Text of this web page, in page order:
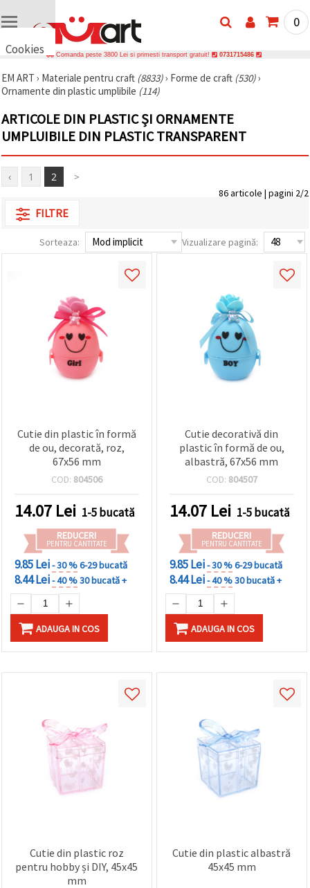
Cookies
vrem să vă
oferim
cookie -uri.
Cu toate
acestea, ele
de cele pe
care le
cunoașteți,
suntem
veți avea
cea mai
experiență
aici,
în setări
selectând
făcând clic
pe butonul
"Salvați"
Аcceptati
toate!
Setări
0
Comanda peste 3800 Lei si primesti transport gratuit! 0731715486
EM ART › Materiale pentru craft (8833)› Forme de craft (530)›
Ornamente din plastic umplibile (114)
ARTICOLE DIN PLASTIC ȘI ORNAMENTE
UMPLUIBILE DIN PLASTIC TRANSPARENT
‹ 1 2 >
86 articole | pagini 2/2
FILTRE
Sorteaza: Vizualizare pagină:
Cutie din plastic în formă
de ou, decorată, roz,
67x56 mm
COD: 804506
14.07 Lei 1-5 bucată
REDUCERI
PENTRU CANTITATE
9.85 Lei- 30 %6-29 bucată
8.44 Lei- 40 %30 bucată +
ADAUGA IN COS
Cutie decorativă din
plastic în formă de ou,
albastră, 67x56 mm
COD: 804507
14.07 Lei 1-5 bucată
REDUCERI
PENTRU CANTITATE
9.85 Lei- 30 %6-29 bucată
8.44 Lei- 40 %30 bucată +
ADAUGA IN COS
Cutie din plastic roz
pentru hobby și DIY, 45x45
mm
Cutie din plastic albastră
45x45 mm